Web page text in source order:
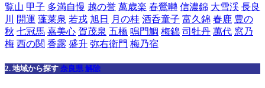
覧山 甲子 多満自慢 越の誉 萬歳楽 春鶯囀 信濃錦 大雪渓 長良
川
開運 蓬莱泉 若戎 旭日 月の桂 酒呑童子 富久錦 春鹿 豊の
秋 七冠馬 嘉美心 賀茂泉 五橋 鳴門鯛 梅錦 司牡丹 萬代 窓乃
梅 西の関 香露 盛升 弥右衛門 梅乃宿
2. 地域から探す 奈良県 解除